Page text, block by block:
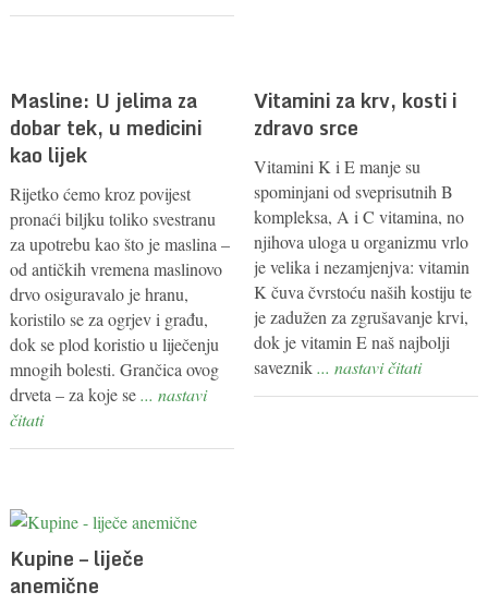
Masline: U jelima za
dobar tek, u medicini
kao lijek
Rijetko ćemo kroz povijest
pronaći biljku toliko svestranu
za upotrebu kao što je maslina –
od antičkih vremena maslinovo
drvo osiguravalo je hranu,
koristilo se za ogrjev i građu,
dok se plod koristio u liječenju
mnogih bolesti. Grančica ovog
drveta – za koje se... nastavi
čitati
Vitamini za krv, kosti i
zdravo srce
Vitamini K i E manje su
spominjani od sveprisutnih B
kompleksa, A i C vitamina, no
njihova uloga u organizmu vrlo
je velika i nezamjenjva: vitamin
K čuva čvrstoću naših kostiju te
je zadužen za zgrušavanje krvi,
dok je vitamin E naš najbolji
saveznik... nastavi čitati
Kupine – liječe
anemične